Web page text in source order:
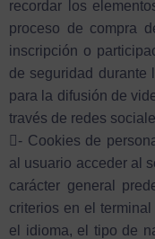
recordar los
proceso de compra
inscripción o
de seguridad durante
para la difusión de
través de redes
- Cookies de
al usuario acceder al
carácter general
criterios en el
el idioma, el tipo de